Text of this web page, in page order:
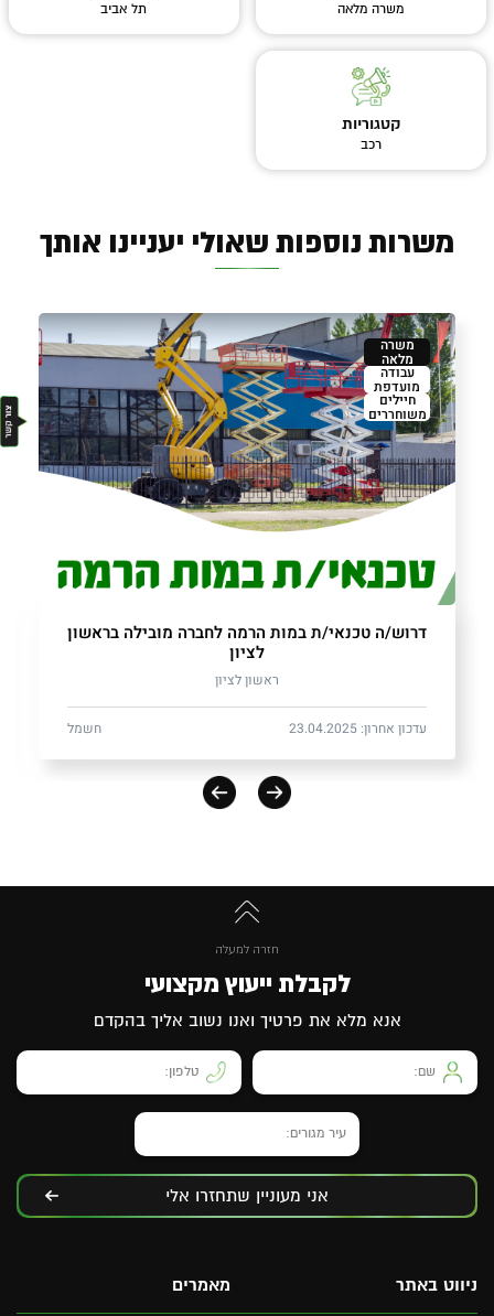
משרה מלאה תל אביב
קטגוריות
רכב
משרות נוספות שאולי יעניינו אותך
משרה
מלאה
עבודה
מועדפת
חיילים
משוחררים
דרוש/ה טכנאי/ת במות הרמה לחברה מובילה בראשון
לציון
ראשון לציון
עדכון אחרון: 23.04.2025 חשמל
לקבלת ייעוץ מקצועי
אנא מלא את פרטיך ואנו נשוב אליך בהקדם
אני מעוניין שתחזרו אלי
ניווט באתר מאמרים